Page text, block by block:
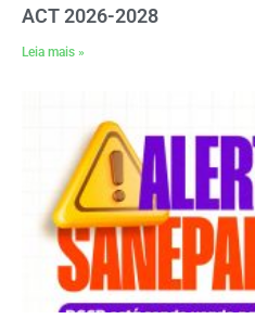
ACT 2026-2028
Leia mais »